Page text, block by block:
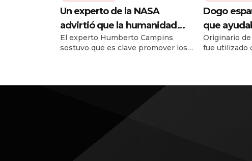
Un experto de la NASA
advirtió que la humanidad
debe prepararse para el
impacto de un asteroide:
El experto Humberto Campins
sostuvo que es clave promover los
Dogo
que
que está
Originario
fue utilizado
estuvo al